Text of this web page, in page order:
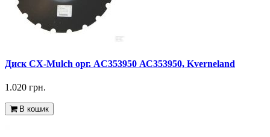
Диск CX-Mulch орг. AC353950 АС353950, Kverneland
1.020 грн.
В кошик